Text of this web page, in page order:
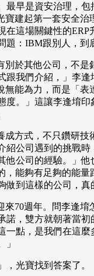
最早是資安治理，包
寶建起第一套安全治
在這場關鍵性的ERP
題：IBM跟別人，到
別於其他公司，不是
跟我們介紹，」李逢
無能為力，而是「表
度。」這讓李逢堉印
成方式，不只鑽研技
紹公司遇到的挑戰時
他公司的經驗。」他
，能夠有足夠的能
做到這樣的公司，真
來70週年。問李逢堉
諾，雙方就朝著當初
一點，是我們在這麼
」
，光寶找到答案了。